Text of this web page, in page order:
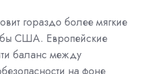
гораздо более мягкие
США. Европейские
баланс между
на фоне